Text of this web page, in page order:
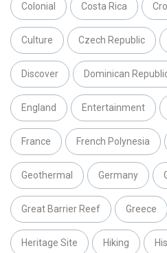
Colonial Costa Rica
Culture Czech Republic
Discover Dominican
England Entertainment
France French Polynesia
Geothermal Germany
Great Barrier Reef Greece
Heritage Site Hiking